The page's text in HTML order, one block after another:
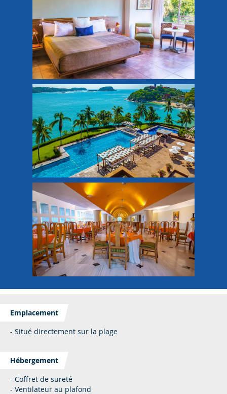
Emplacement
- Situé directement sur la plage
Hébergement
- Coffret de sureté
- Ventilateur au plafond